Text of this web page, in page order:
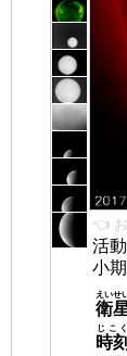
👈
活
小期
衛
えいせ
時刻
じこく